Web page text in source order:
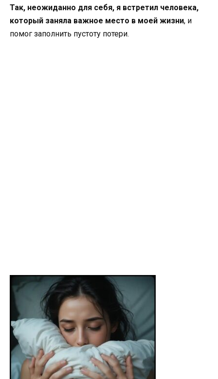
Так, неожиданно для себя, я встретил человека,
который заняла важное место в моей жизни, и
помог заполнить пустоту потери.